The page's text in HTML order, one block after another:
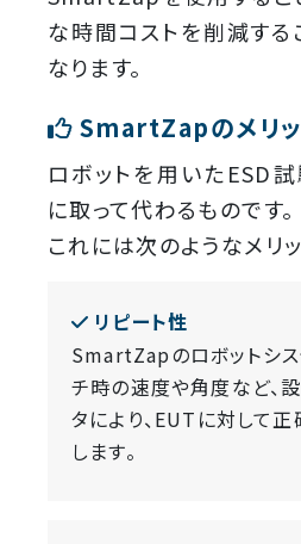
な時間コストを削減する
なります。
SmartZapのメリ
ロボットを用いたESD試
に取って代わるものです。
これには次のようなメリッ
リピート性
SmartZapのロボットシス
チ時の速度や角度など、
タにより、EUTに対して
します。